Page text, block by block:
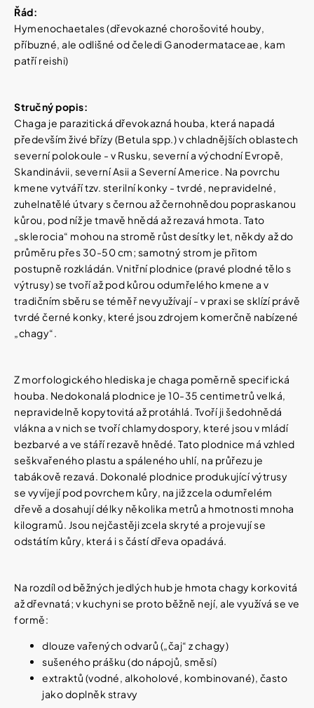
Měna
(CZK)
Řád:
Hymenochaetales (dřevokazné chorošovité houby,
příbuzné, ale odlišné od čeledi Ganodermataceae, kam
patří reishi)
Stručný popis:
Chaga je parazitická dřevokazná houba, která napadá
především živé břízy (Betula spp.) v chladnějších oblastech
severní polokoule - v Rusku, severní a východní Evropě,
Skandinávii, severní Asii a Severní Americe. Na povrchu
kmene vytváří tzv. sterilní konky - tvrdé, nepravidelné,
zuhelnatělé útvary s černou až černohnědou popraskanou
kůrou, pod níž je tmavě hnědá až rezavá hmota. Tato
„sklerocia“ mohou na stromě růst desítky let, někdy až do
průměru přes 30-50 cm; samotný strom je přitom
postupně rozkládán. Vnitřní plodnice (pravé plodné tělo s
výtrusy) se tvoří až pod kůrou odumřelého kmene a v
tradičním sběru se téměř nevyužívají - v praxi se sklízí právě
tvrdé černé konky, které jsou zdrojem komerčně nabízené
„chagy“.
Z morfologického hlediska je chaga poměrně specifická
houba. Nedokonalá plodnice je 10-35 centimetrů velká,
nepravidelně kopytovitá až protáhlá. Tvoří ji šedohnědá
vlákna a v nich se tvoří chlamydospory, které jsou v mládí
bezbarvé a ve stáří rezavě hnědé. Tato plodnice má vzhled
seškvařeného plastu a spáleného uhlí, na průřezu je
tabákově rezavá. Dokonalé plodnice produkující výtrusy
se vyvíjejí pod povrchem kůry, na již zcela odumřelém
dřevě a dosahují délky několika metrů a hmotnosti mnoha
kilogramů. Jsou nejčastěji zcela skryté a projevují se
odstátím kůry, která i s částí dřeva opadává.
Na rozdíl od běžných jedlých hub je hmota chagy korkovitá
až dřevnatá; v kuchyni se proto běžně nejí, ale využívá se ve
formě:
dlouze vařených odvarů („čaj“ z chagy)
sušeného prášku (do nápojů, směsí)
extraktů (vodné, alkoholové, kombinované), často
jako doplněk stravy
154
Kč
Původně:
221
Kč